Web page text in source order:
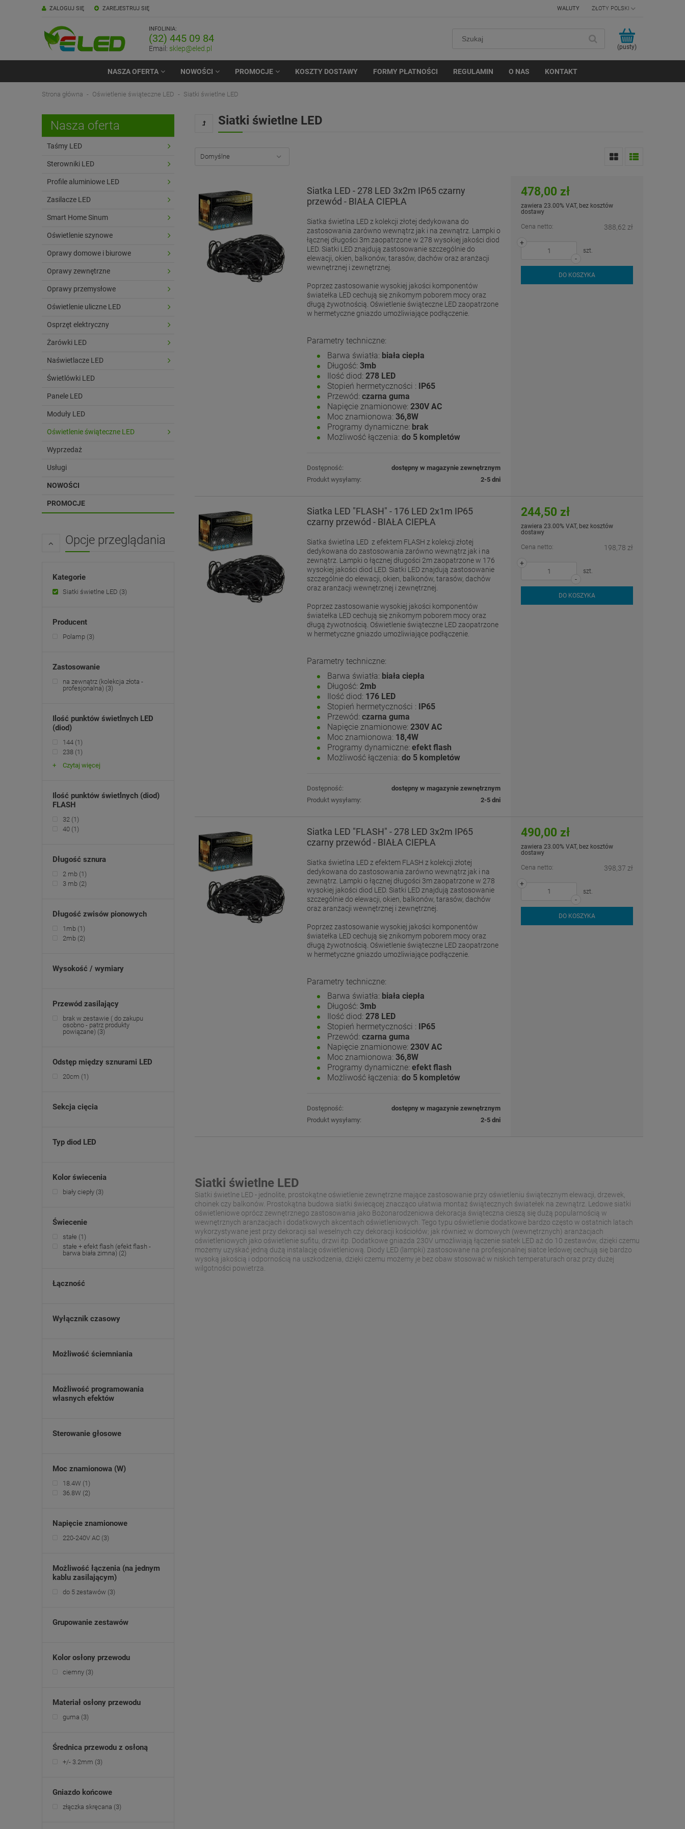
ZAREJESTRUJ SIĘ
ZALOGUJ SIĘ WALUTY
INFOLINIA:
(32) 445 09 84
Email: sklep@eled.pl (pusty)
NASZA OFERTA NOWOŚCI PROMOCJE KOSZTY DOSTAWY FORMY PŁATNOŚCI REGULAMIN O NAS KONTAKT
Strona główna Oświetlenie świąteczne LED Siatki świetlne LED
Nasza oferta
Taśmy LED
Sterowniki LED
Profile aluminiowe LED
Zasilacze LED
Smart Home Sinum
Oświetlenie szynowe
Oprawy domowe i biurowe
Oprawy zewnętrzne
Oprawy przemysłowe
Oświetlenie uliczne LED
Osprzęt elektryczny
Żarówki LED
Naświetlacze LED
Świetlówki LED
Panele LED
Moduły LED
Oświetlenie świąteczne LED
Wyprzedaż
Usługi
NOWOŚCI
PROMOCJE
Opcje przeglądania
Kategorie
Siatki świetlne LED (3)
Producent
Polamp (3)
Zastosowanie
na zewnątrz (kolekcja złota -
profesjonalna) (3)
Ilość punktów świetlnych LED
(diod)
144 (1)
238 (1)
Czytaj więcej
Ilość punktów świetlnych (diod)
FLASH
32 (1)
40 (1)
Długość sznura
2 mb (1)
3 mb (2)
Długość zwisów pionowych
1mb (1)
2mb (2)
Wysokość / wymiary
Przewód zasilający
brak w zestawie ( do zakupu
osobno - patrz produkty
powiązane) (3)
Odstęp między sznurami LED
20cm (1)
Sekcja cięcia
Typ diod LED
Kolor świecenia
biały ciepły (3)
Świecenie
stałe (1)
stałe + efekt flash (efekt flash -
barwa biała zimna) (2)
Łączność
Wyłącznik czasowy
Możliwość ściemniania
Możliwość programowania
własnych efektów
Sterowanie głosowe
Moc znamionowa (W)
18.4W (1)
36.8W (2)
Napięcie znamionowe
220-240V AC (3)
Możliwość łączenia (na jednym
kablu zasilającym)
do 5 zestawów (3)
Grupowanie zestawów
Kolor osłony przewodu
ciemny (3)
Materiał osłony przewodu
guma (3)
Średnica przewodu z osłoną
+/- 3.2mm (3)
Gniazdo końcowe
złączka skręcana (3)
Siatki świetlne LED
Siatka LED - 278 LED 3x2m IP65 czarny
przewód - BIAŁA CIEPŁA
Siatka świetlna LED z kolekcji złotej dedykowana do
zastosowania zarówno wewnątrz jak i na zewnątrz. Lampki o
łącznej długości 3m zaopatrzone w 278 wysokiej jakości diod
LED. Siatki LED znajdują zastosowanie szczególnie do
elewacji, okien, balkonów, tarasów, dachów oraz aranżacji
wewnętrznej i zewnętrznej.
Poprzez zastosowanie wysokiej jakości komponentów
światełka LED cechują się znikomym poborem mocy oraz
długą żywotnością. Oświetlenie świąteczne LED zaopatrzone
w hermetyczne gniazdo umożliwiające podłączenie.
Parametry techniczne:
Barwa światła: biała ciepła
Długość: 3mb
Ilość diod: 278 LED
Stopień hermetyczności : IP65
Przewód: czarna guma
Napięcie znamionowe: 230V AC
Moc znamionowa: 36,8W
Programy dynamiczne: brak
Możliwość łączenia: do 5 kompletów
Dostępność:
dostępny w magazynie zewnętrznym
Produkt wysyłamy:
2-5 dni
478,00 zł
zawiera 23.00% VAT, bez kosztów
dostawy
Cena netto: 388,62 zł
-
+
szt.
DO KOSZYKA
Siatka LED "FLASH" - 176 LED 2x1m IP65
czarny przewód - BIAŁA CIEPŁA
Siatka świetlna LED z efektem FLASH z kolekcji złotej
dedykowana do zastosowania zarówno wewnątrz jak i na
zewnątrz. Lampki o łącznej długości 2m zaopatrzone w 176
wysokiej jakości diod LED. Siatki LED znajdują zastosowanie
szczególnie do elewacji, okien, balkonów, tarasów, dachów
oraz aranżacji wewnętrznej i zewnętrznej.
Poprzez zastosowanie wysokiej jakości komponentów
światełka LED cechują się znikomym poborem mocy oraz
długą żywotnością. Oświetlenie świąteczne LED zaopatrzone
w hermetyczne gniazdo umożliwiające podłączenie.
Parametry techniczne:
Barwa światła: biała ciepła
Długość: 2mb
Ilość diod: 176 LED
Stopień hermetyczności : IP65
Przewód: czarna guma
Napięcie znamionowe: 230V AC
Moc znamionowa: 18,4W
Programy dynamiczne: efekt flash
Możliwość łączenia: do 5 kompletów
Dostępność:
dostępny w magazynie zewnętrznym
Produkt wysyłamy:
2-5 dni
244,50 zł
zawiera 23.00% VAT, bez kosztów
dostawy
Cena netto: 198,78 zł
-
+
szt.
DO KOSZYKA
Siatka LED "FLASH" - 278 LED 3x2m IP65
czarny przewód - BIAŁA CIEPŁA
Siatka świetlna LED z efektem FLASH z kolekcji złotej
dedykowana do zastosowania zarówno wewnątrz jak i na
zewnątrz. Lampki o łącznej długości 3m zaopatrzone w 278
wysokiej jakości diod LED. Siatki LED znajdują zastosowanie
szczególnie do elewacji, okien, balkonów, tarasów, dachów
oraz aranżacji wewnętrznej i zewnętrznej.
Poprzez zastosowanie wysokiej jakości komponentów
światełka LED cechują się znikomym poborem mocy oraz
długą żywotnością. Oświetlenie świąteczne LED zaopatrzone
w hermetyczne gniazdo umożliwiające podłączenie.
Parametry techniczne:
Barwa światła: biała ciepła
Długość: 3mb
Ilość diod: 278 LED
Stopień hermetyczności :
IP65
Przewód: czarna guma
Napięcie znamionowe: 230V AC
Moc znamionowa: 36,8W
Programy dynamiczne: efekt flash
Możliwość łączenia: do 5 kompletów
Dostępność:
dostępny w magazynie zewnętrznym
Produkt wysyłamy:
2-5 dni
490,00 zł
zawiera 23.00% VAT, bez kosztów
dostawy
Cena netto: 398,37 zł
-
+
szt.
DO KOSZYKA
Siatki świetlne LED
Siatki świetlne LED - jednolite, prostokątne oświetlenie zewnętrzne mające zastosowanie przy oświetleniu świątecznym elewacji, drzewek,
choinek czy balkonów. Prostokątna budowa siatki świecącej znacząco ułatwia montaż świątecznych światełek na zewnątrz. Ledowe siatki
oświetleniowe oprócz zewnętrznego zastosowania jako Bożonarodzeniowa dekoracja świąteczna cieszą się dużą popularnością w
wewnętrznych aranżacjach i dodatkowych akcentach oświetleniowych. Tego typu oświetlenie dodatkowe bardzo często w ostatnich latach
wykorzystywane jest przy dekoracji sal weselnych czy dekoracji kościołów; jak również w domowych (wewnętrznych) aranżacjach
oświetleniowych jako oświetlenie sufitu, drzwi itp. Dodatkowe gniazda 230V umożliwiają łączenie siatek LED aż do 10 zestawów, dzięki czemu
możemy uzyskać jedną dużą instalację oświetleniową. Diody LED (lampki) zastosowane na profesjonalnej siatce ledowej cechują się bardzo
wysoką jakością i odpornością na uszkodzenia, dzięki czemu możemy je bez obaw stosować w niskich temperaturach oraz przy dużej
wilgotności powietrza.